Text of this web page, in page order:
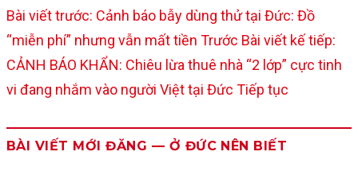
Bài viết trước: Cảnh báo bẫy dùng thử tại Đức: Đồ
“miễn phí” nhưng vẫn mất tiền Trước Bài viết kế tiếp:
CẢNH BÁO KHẨN: Chiêu lừa thuê nhà “2 lớp” cực tinh
vi đang nhắm vào người Việt tại Đức Tiếp tục
BÀI VIẾT MỚI ĐĂNG — Ở ĐỨC NÊN BIẾT